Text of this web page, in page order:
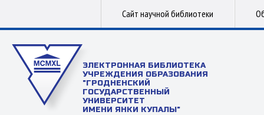
Сайт научной библиотеки
ЭЛЕКТРОННАЯ БИБЛИОТЕКА
УЧРЕЖДЕНИЯ ОБРАЗОВАНИЯ
"ГРОДНЕНСКИЙ
ГОСУДАРСТВЕННЫЙ
УНИВЕРСИТЕТ
ИМЕНИ ЯНКИ КУПАЛЫ"